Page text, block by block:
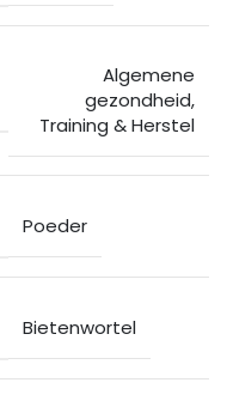
Algemene
gezondheid,
Training & Herstel
Poeder
Bietenwortel